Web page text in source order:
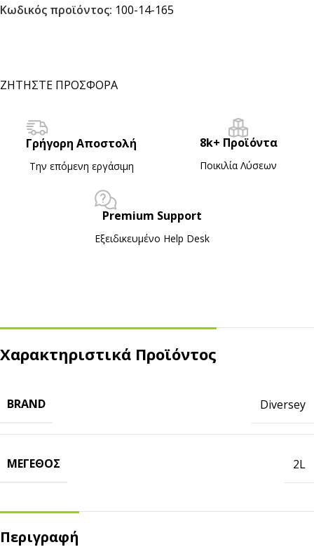
Κωδικός προϊόντος: 100-14-165
ΖΗΤΗΣΤΕ ΠΡΟΣΦΟΡΑ
Γρήγορη Αποστολή
Την επόμενη εργάσιμη
8k+ Προϊόντα
Ποικιλία Λύσεων
Premium Support
Εξειδικευμένο Ηelp Desk
Χαρακτηριστικά Προϊόντος
BRAND Diversey
ΜΈΓΕΘΟΣ 2L
Περιγραφή